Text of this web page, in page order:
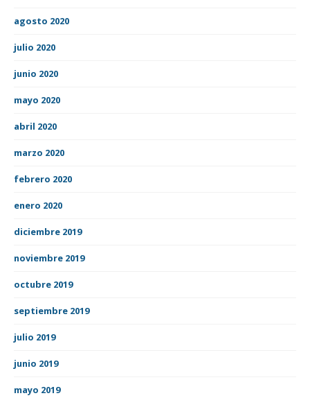
agosto 2020
julio 2020
junio 2020
mayo 2020
abril 2020
marzo 2020
febrero 2020
enero 2020
diciembre 2019
noviembre 2019
octubre 2019
septiembre 2019
julio 2019
junio 2019
mayo 2019